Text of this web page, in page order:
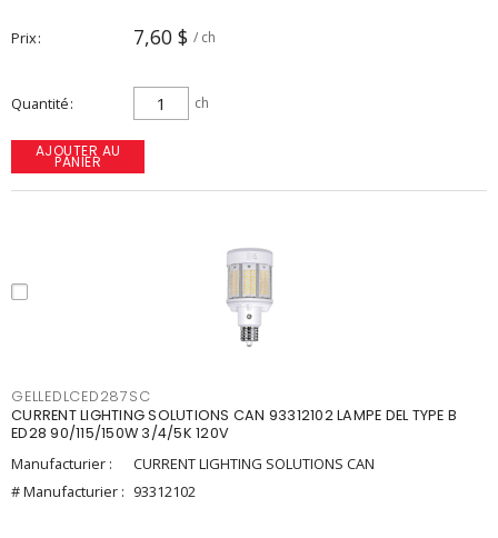
Prix 7,60 $ / ch
Quantité ch
AJOUTER AU
PANIER
GELLEDLCED287SC
CURRENT LIGHTING SOLUTIONS CAN 93312102 LAMPE DEL TYPE B
ED28 90/115/150W 3/4/5K 120V
Manufacturier :
CURRENT LIGHTING SOLUTIONS CAN
# Manufacturier : 93312102